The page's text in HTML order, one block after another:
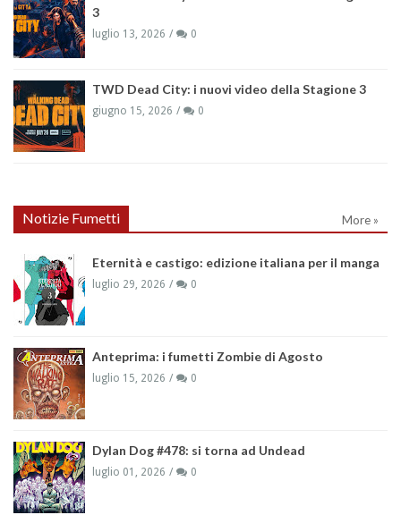
3
luglio 13, 2026 0
TWD Dead City: i nuovi video della Stagione 3
giugno 15, 2026 0
Notizie Fumetti More »
Eternità e castigo: edizione italiana per il manga
luglio 29, 2026 0
Anteprima: i fumetti Zombie di Agosto
luglio 15, 2026 0
Dylan Dog #478: si torna ad Undead
luglio 01, 2026 0